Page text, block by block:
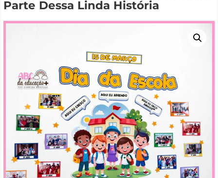
Parte Dessa Linda História